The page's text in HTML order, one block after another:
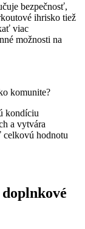
bezpečnosť,
ihrisko tiež
viac
možnosti na
komunite?
kondíciu
a vytvára
celkovú hodnotu